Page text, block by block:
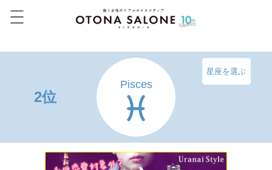
2位
Pisces
星座を選ぶ